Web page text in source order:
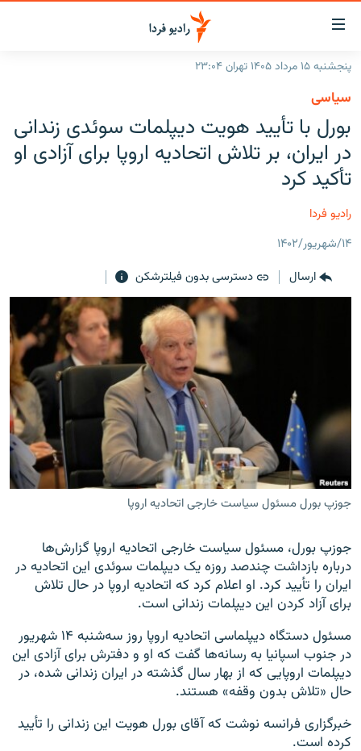
لینک‌های
قابلیت
دسترسی
بازگشت
منوی
اصلی
رفتن
صفحه
جستجو
ایران
جهان
رادیو
گزارش‌های ویدئویی
English
زبان‌های دیگر
پنجشنبه ۱۵ مرداد ۱۴۰۵ تهران ۲۳:۰۴
سیاسی
بورل با تأیید هویت دیپلمات سوئدی زندانی
در ایران، بر تلاش اتحادیه اروپا برای آزادی او
تأکید کرد
رادیو فردا
۱۴/شهریور/۱۴۰۲
ارسال
دسترسی بدون فیلترشکن
جوزپ بورل مسئول سیاست خارجی اتحادیه اروپا
جوزپ بورل، مسئول سیاست خارجی اتحادیه اروپا گزارش‌ها
درباره بازداشت چندصد روزه یک دیپلمات سوئدی این اتحادیه در
ایران را تأیید کرد. او اعلام کرد که اتحادیه اروپا در حال تلاش
برای آزاد کردن این دیپلمات زندانی است.
مسئول دستگاه دیپلماسی اتحادیه اروپا روز سه‌شنبه ۱۴ شهریور
در جنوب اسپانیا به رسانه‌ها گفت که او و دفترش برای آزادی این
دیپلمات اروپایی که از بهار سال گذشته در ایران زندانی شده، در
حال «تلاش بدون وقفه» هستند.
خبرگزاری فرانسه نوشت که آقای بورل هویت این زندانی را تأیید
کرده است.